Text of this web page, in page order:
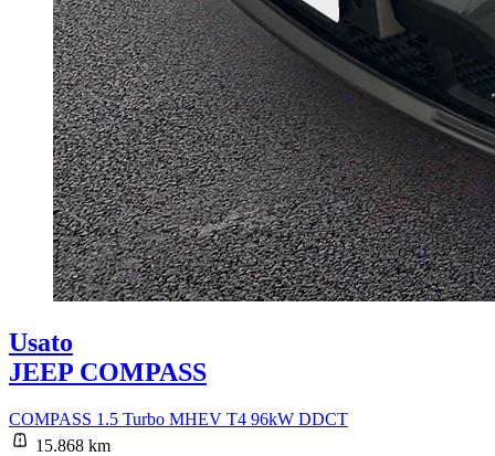
Usato
JEEP COMPASS
COMPASS 1.5 Turbo MHEV T4 96kW DDCT
15.868 km